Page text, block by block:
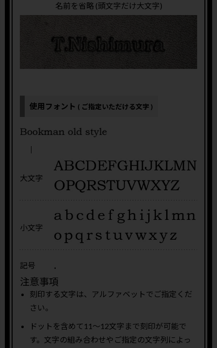
名前を省略 (頭文字だけ大文字)
使用フォント ( ご指定いただける文字 )
大文字
小文字
記号 .
注意事項
刻印する文字は、アルファベットでご指定くだ
さい。
ドットを含めて11〜12文字まで刻印が可能で
す。文字の組み合わせやご指定の文字列によっ